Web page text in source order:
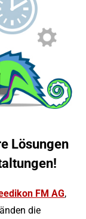
Lösungen
FM AG,
die